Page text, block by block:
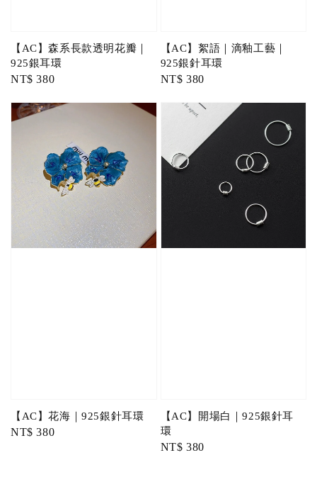
【AC】森系長款透明花瓣｜
925銀耳環
Regular
NT$ 380
【AC】絮語｜滴釉工藝｜
925銀針耳環
Regular
NT$ 380
【AC】花海｜925銀針耳環
Regular
NT$ 380
【AC】開場白｜925銀針耳
環
Regular
NT$ 380